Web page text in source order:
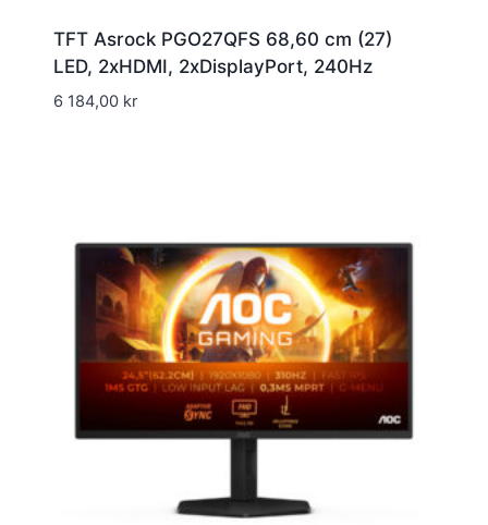
TFT Asrock PGO27QFS 68,60 cm (27)
LED, 2xHDMI, 2xDisplayPort, 240Hz
6 184,00 kr